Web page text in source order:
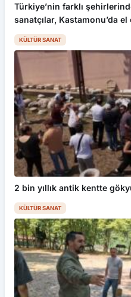
Türkiye’nin farklı
sanatçılar, Kastamonu’da
KÜLTÜR SANAT
2 bin yıllık antik kentte
KÜLTÜR SANAT